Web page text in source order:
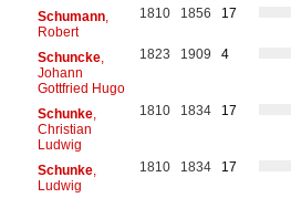
Schumann,
Robert
1810 1856 17
Schuncke,
Johann
Gottfried Hugo
1823 1909 4
Schunke,
Christian
Ludwig
1810 1834 17
Schunke,
Ludwig
1810 1834 17